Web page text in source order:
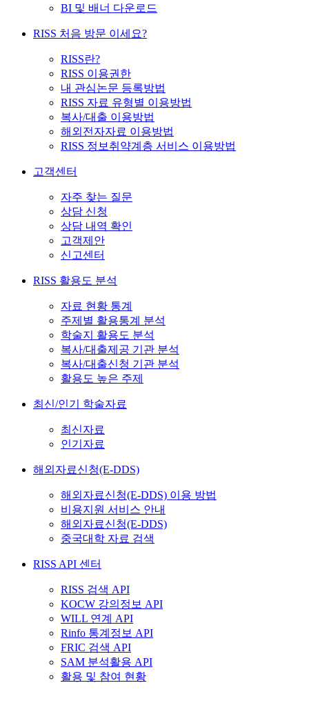
BI 및 배너 다운로드
RISS 처음 방문 이세요?
RISS란?
RISS 이용권한
내 관심논문 등록방법
RISS 자료 유형별 이용방법
복사/대출 이용방법
해외전자자료 이용방법
RISS 정보취약계층 서비스 이용방법
고객센터
자주 찾는 질문
상담 신청
상담 내역 확인
고객제안
신고센터
RISS 활용도 분석
자료 현황 통계
주제별 활용통계 분석
학술지 활용도 분석
복사/대출제공 기관 분석
복사/대출신청 기관 분석
활용도 높은 주제
최신/인기 학술자료
최신자료
인기자료
해외자료신청(E-DDS)
해외자료신청(E-DDS) 이용 방법
비용지원 서비스 안내
해외자료신청(E-DDS)
중국대학 자료 검색
RISS API 센터
RISS 검색 API
KOCW 강의정보 API
WILL 연계 API
Rinfo 통계정보 API
FRIC 검색 API
SAM 분석활용 API
활용 및 참여 현황